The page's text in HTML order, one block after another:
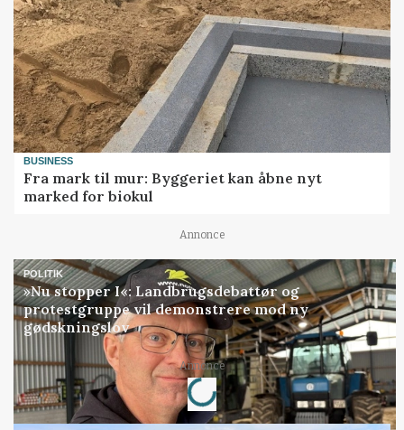
BUSINESS
Fra mark til mur: Byggeriet kan åbne nyt
marked for biokul
Annonce
POLITIK
»Nu stopper I«: Landbrugsdebattør og
protestgruppe vil demonstrere mod ny
gødskningslov
Annonce
Loading...